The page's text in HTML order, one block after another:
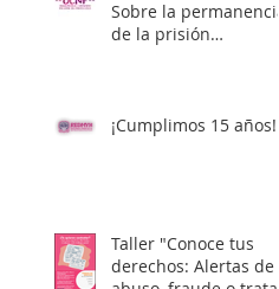
Sobre la permanencia
de la prisión
¡Cumplimos 15 años!
Taller "Conoce tus
derechos: Alertas de